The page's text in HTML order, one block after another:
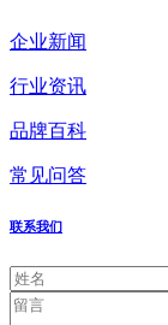
企业新闻
行业资讯
品牌百科
常见问答
联系我们